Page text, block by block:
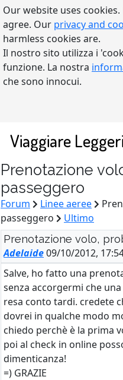
Our website uses
agree. Our privacy and
harmless cookies are.
Il nostro sito utilizza i
funzione. La nostra
che sono innocui.
Viaggiare Leggeri
Prenotazione
passeggero
Forum Linee aeree
passeggero
Ultimo
Prenotazione volo,
Adelaide09/10/2012,
Salve, ho fatto una
senza accorgermi che
resa conto tardi. credete
dovrei in qualche modo
chiedo perchè è la prima
poi al check in online
dimenticanza!
=) GRAZIE